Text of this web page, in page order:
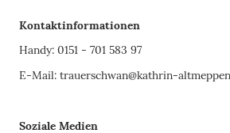
Kontaktinformationen
Handy: 0151 - 701 583 97
E-Mail: trauerschwan@kathrin-
Soziale Medien